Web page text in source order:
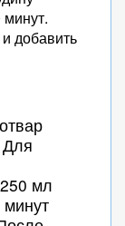
добавить
Для
мл
минут